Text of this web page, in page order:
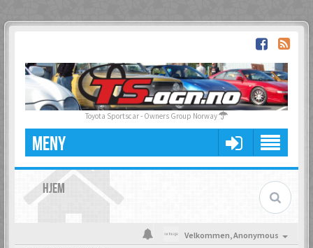
Toyota Sportscar - Owners Group Norway
MENY
HJEM
Velkommen,Anonymous